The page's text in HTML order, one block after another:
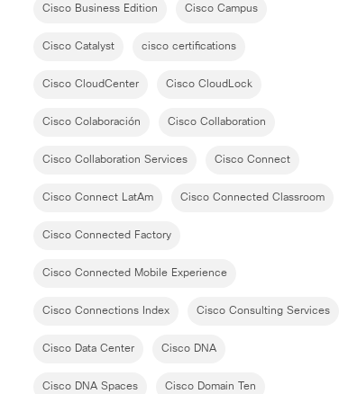
Cisco Business Edition Cisco Campus
Cisco Catalyst cisco certifications
Cisco CloudCenter Cisco CloudLock
Cisco Colaboración Cisco Collaboration
Cisco Collaboration Services Cisco Connect
Cisco Connect LatAm Cisco Connected Classroom
Cisco Connected Factory
Cisco Connected Mobile Experience
Cisco Connections Index Cisco Consulting Services
Cisco Data Center Cisco DNA
Cisco DNA Spaces Cisco Domain Ten